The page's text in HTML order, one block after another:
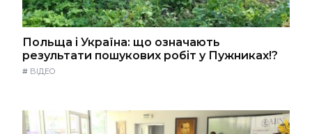
Польща і Україна: що означають
результати пошукових робіт у Пужниках!?
# ВІДЕО